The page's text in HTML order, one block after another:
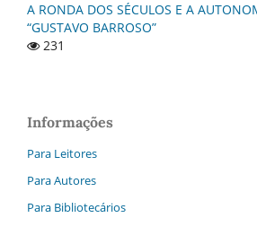
A RONDA DOS SÉCULOS E A
“GUSTAVO BARROSO”
231
Informações
Para Leitores
Para Autores
Para Bibliotecários